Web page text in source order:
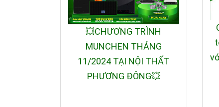
💥CHƯƠNG TRÌNH
MUNCHEN THÁNG
11/2024 TẠI NỘI THẤT
PHƯƠNG ĐÔNG💥